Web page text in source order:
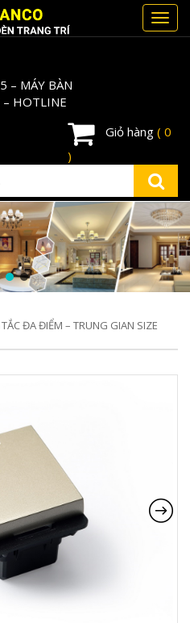
– MÁY BÀN
– HOTLINE
Giỏ hàng ( 0
)
ĐA ĐIỂM – TRUNG GIAN SIZE